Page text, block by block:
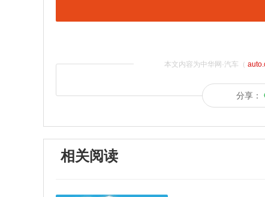
本文内容为中华网·汽车（
分享：
相关阅读